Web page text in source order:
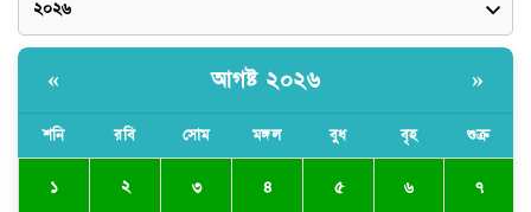
« আগষ্ট ২০২৬ »
শনি রবি সোম মঙ্গল বুধ বৃহ শুক্র
১ ২ ৩ ৪ ৫ ৬ ৭